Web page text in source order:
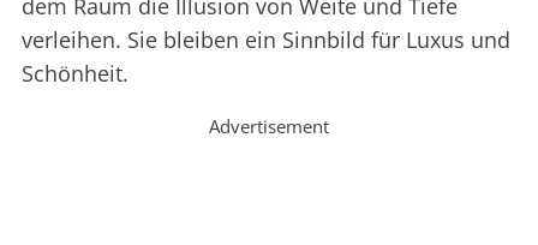
dem Raum die Illusion von Weite und Tiefe
verleihen. Sie bleiben ein Sinnbild für Luxus und
Schönheit.
Advertisement